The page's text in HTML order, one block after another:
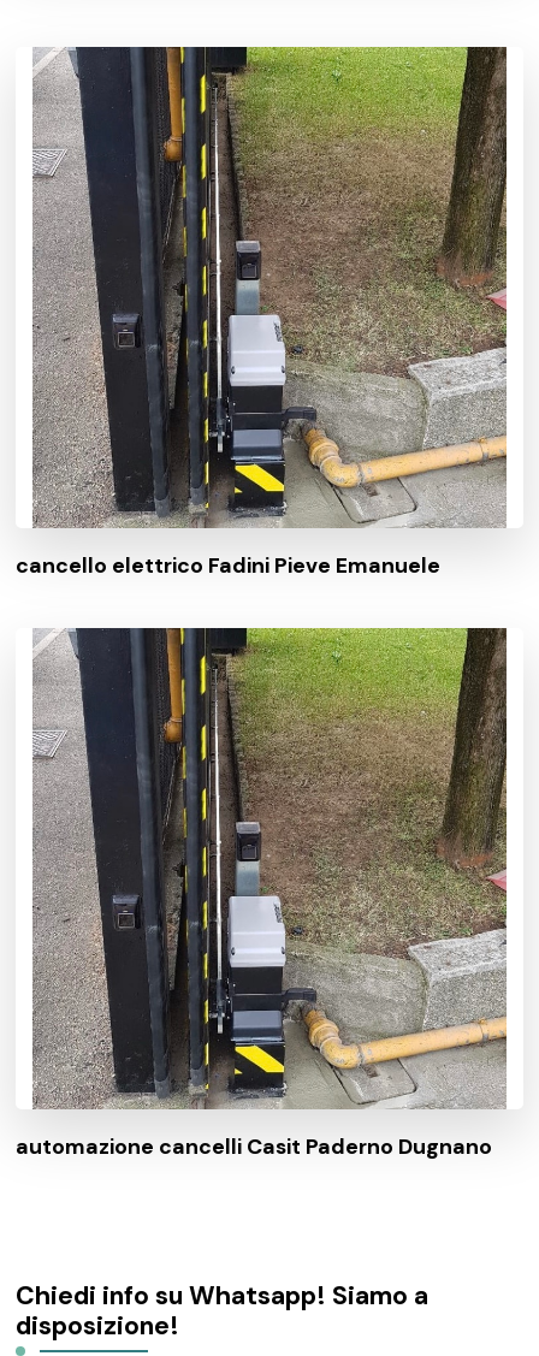
cancello elettrico Fadini Pieve Emanuele
automazione cancelli Casit Paderno Dugnano
Chiedi info su Whatsapp! Siamo a
disposizione!